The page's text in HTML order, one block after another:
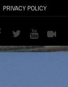
PRIVACY POLICY